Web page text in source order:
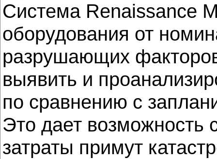
Система Renaissance
оборудования от
разрушающих
выявить и
по сравнению с
Это дает возможность
затраты примут